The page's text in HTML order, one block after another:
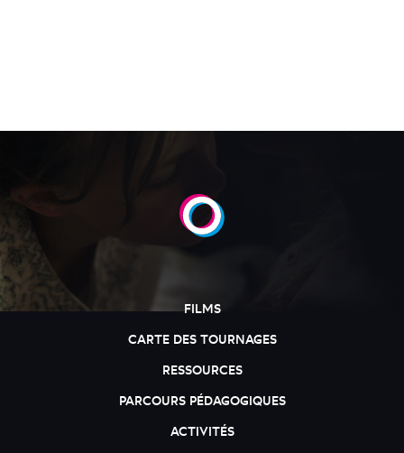
FILMS
CARTE DES TOURNAGES
RESSOURCES
PARCOURS PÉDAGOGIQUES
ACTIVITÉS